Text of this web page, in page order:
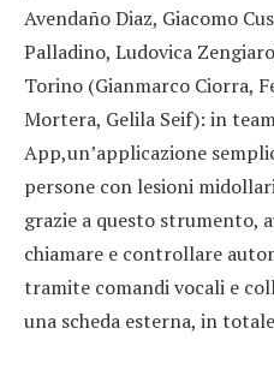
Avendaño Diaz, Giacomo
Palladino, Ludovica
Torino (Gianmarco Ciorra,
Mortera, Gelila Seif): in
App,un’applicazione
persone con lesioni
grazie a questo strumento,
chiamare e controllare
tramite comandi vocali e
una scheda esterna, in